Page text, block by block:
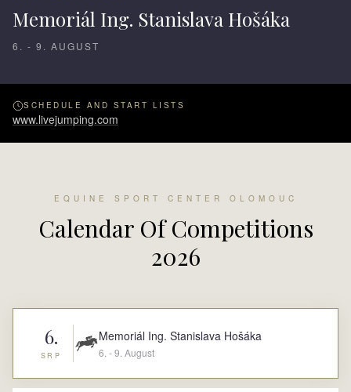
Memoriál Ing. Stanislava Hošáka
6. - 9. AUGUST
SCHEDULE AND START LISTS
www.livejumping.com
EQUINE SPORT CENTER OLOMOUC
Calendar Of Competitions
2026
6.
SRP
Memoriál Ing. Stanislava Hošáka
6. - 9. August